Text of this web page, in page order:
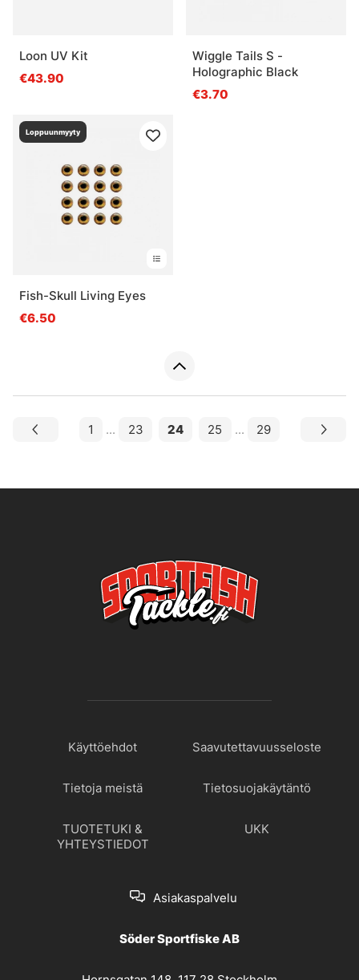
Loon UV Kit
€43.90
Wiggle Tails S -
Holographic Black
€3.70
Loppuunmyyty
Fish-Skull Living Eyes
€6.50
1 ... 23 24 25 ... 29
Käyttöehdot Saavutettavuusseloste
Tietoja meistä Tietosuojakäytäntö
TUOTETUKI &
YHTEYSTIEDOT
UKK
Asiakaspalvelu
Söder Sportfiske AB